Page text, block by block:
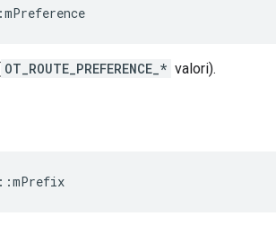
mPreference
OT_ROUTE_PREFERENCE_* valori).
::mPrefix